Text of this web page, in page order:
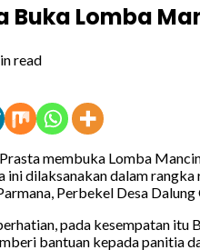
Buka Lomba
read
membuka Lomba
dilaksanakan dalam
Perbekel Desa
pada kesempatan
bantuan kepada panitia